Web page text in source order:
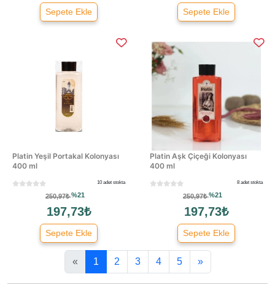
Sepete Ekle Sepete Ekle
Platin Yeşil Portakal Kolonyası
400 ml
10 adet stokta
250,97₺%21
197,73₺
Sepete Ekle
Platin Aşk Çiçeği Kolonyası
400 ml
8 adet stokta
250,97₺%21
197,73₺
Sepete Ekle
« 1 2 3 4 5 »